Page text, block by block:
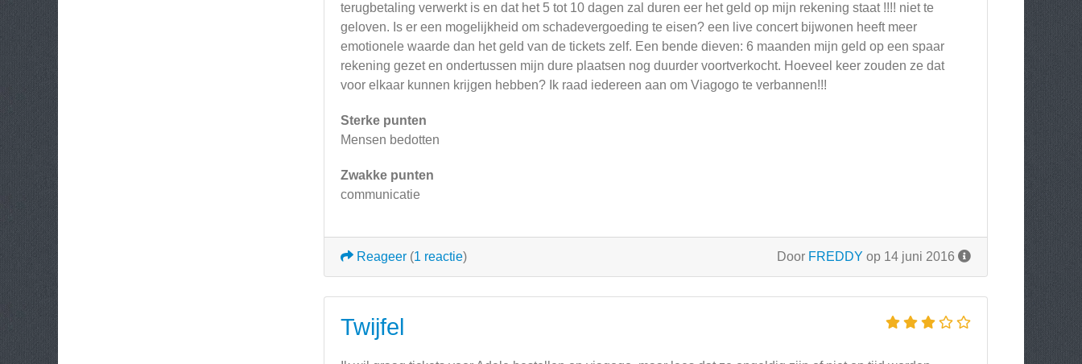
terugbetaling verwerkt is en dat het 5 tot 10 dagen zal duren eer het geld op mijn rekening staat !!!! niet te
geloven. Is er een mogelijkheid om schadevergoeding te eisen? een live concert bijwonen heeft meer
emotionele waarde dan het geld van de tickets zelf. Een bende dieven: 6 maanden mijn geld op een spaar
rekening gezet en ondertussen mijn dure plaatsen nog duurder voortverkocht. Hoeveel keer zouden ze dat
voor elkaar kunnen krijgen hebben? Ik raad iedereen aan om Viagogo te verbannen!!!
Sterke punten
Mensen bedotten
Zwakke punten
communicatie
Door FREDDY op 14 juni 2016
Reageer (1 reactie)
Twijfel